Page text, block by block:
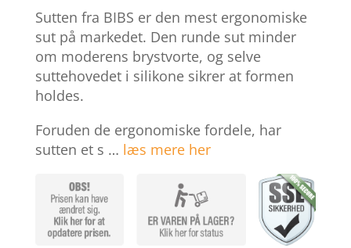
Sutten fra BIBS er den mest ergonomiske
sut på markedet. Den runde sut minder
om moderens brystvorte, og selve
suttehovedet i silikone sikrer at formen
holdes.
Foruden de ergonomiske fordele, har
sutten et s … læs mere her